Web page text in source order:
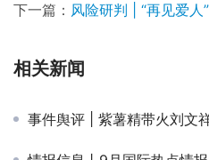
下一篇： 风险研判 | “再见爱人”中的审
相关新闻
事件舆评 | 紫薯精带火刘文